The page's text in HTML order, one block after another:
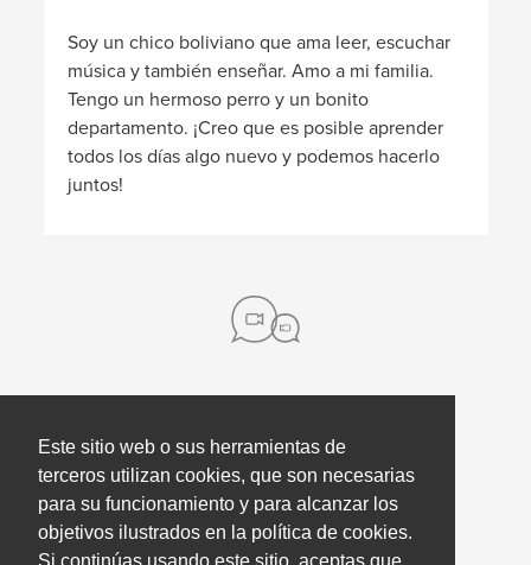
Este sitio web o sus herramientas de
terceros utilizan cookies, que son necesarias
para su funcionamiento y para alcanzar los
objetivos ilustrados en la política de cookies.
Soy un chico boliviano que ama leer, escuchar
música y también enseñar. Amo a mi familia.
Tengo un hermoso perro y un bonito
departamento. ¡Creo que es posible aprender
todos los días algo nuevo y podemos hacerlo
juntos!
Contacto
Prensa
Nuestros socios
Ayuda
Coaching de empleados